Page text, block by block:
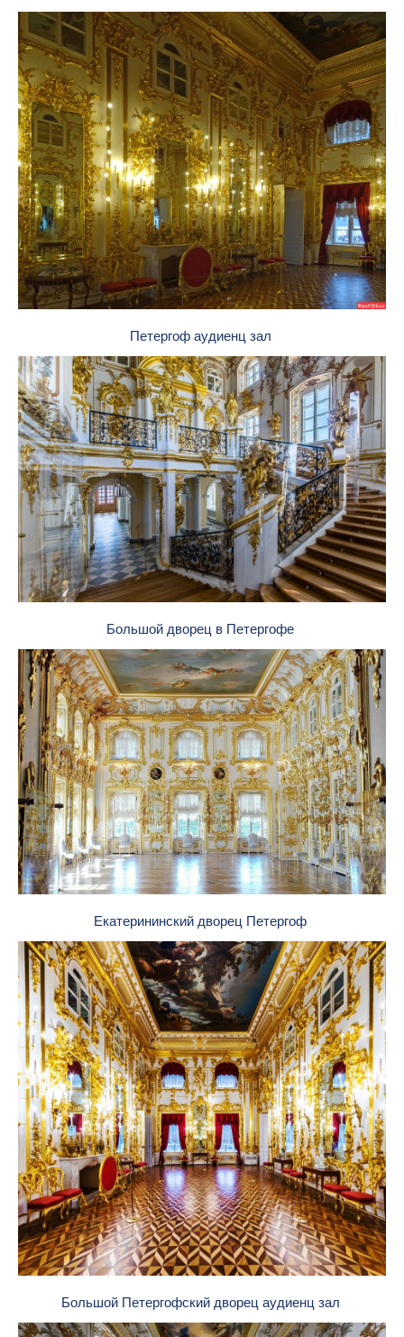
Петергоф аудиенц зал
Большой дворец в Петергофе
Екатерининский дворец Петергоф
Большой Петергофский дворец аудиенц зал